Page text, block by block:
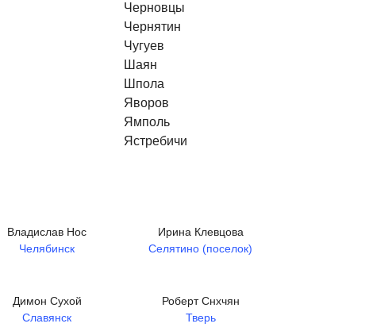
Черновцы
Чернятин
Чугуев
Шаян
Шпола
Яворов
Ямполь
Ястребичи
Владислав Нос
Челябинск
Ирина Клевцова
Селятино (поселок)
Димон Сухой
Славянск
Роберт Снхчян
Тверь